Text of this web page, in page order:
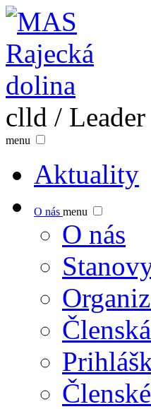
clld / Leader
menu
Aktuality
O nás menu
O nás